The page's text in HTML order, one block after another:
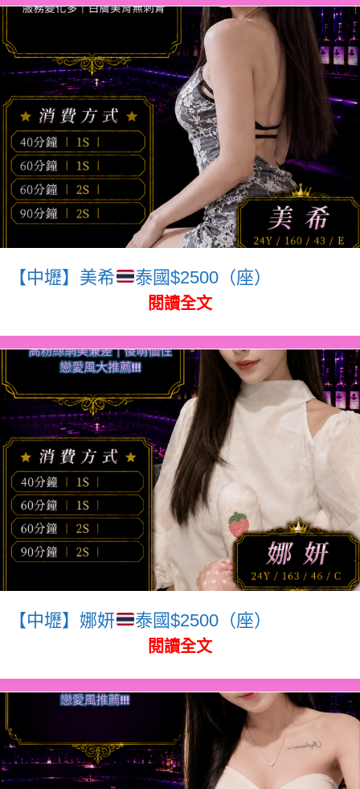
【中壢】美希 泰國$2500（座）
閱讀全文
【中壢】娜妍 泰國$2500（座）
閱讀全文